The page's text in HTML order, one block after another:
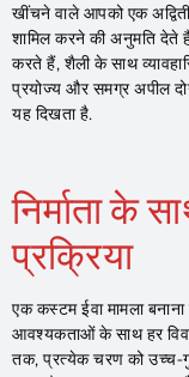
खींचने वाले आपको एक
शामिल करने की अनुमति देते
करते हैं, शैली के साथ
प्रयोज्य और समग्र अपील
यह दिखता है.
निर्माता के
प्रक्रिया
एक कस्टम ईवा मामला बनाना
आवश्यकताओं के साथ हर
तक, प्रत्येक चरण को उच्च-